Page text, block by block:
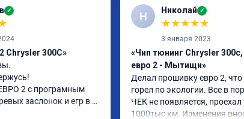
✓
Chrysler 300C»
2 с програмным
заслонок и егр в
Н Николай ✓
★★★★★
3 января 2023
«Чип тюнинг Chrysler
евро 2 - Мытищи»
Делал прошивку евро 2,
горел по экологии. Все в
ЧЕК не появляется,
1000тыс км. Изменения